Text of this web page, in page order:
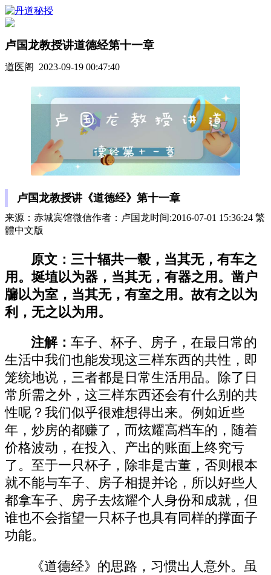
卢国龙教授讲道德经第十一章
道医阁 2023-09-19 00:47:40
卢国龙教授讲《道德经》第十一章
来源：赤城宾馆微信作者：卢国龙时间:2016-07-01 15:36:24 繁
體中文版
原文：三十辐共一毂，当其无，有车之
用。埏埴以为器，当其无，有器之用。凿户
牖以为室，当其无，有室之用。故有之以为
利，无之以为用。
注解：车子、杯子、房子，在最日常的
生活中我们也能发现这三样东西的共性，即
笼统地说，三者都是日常生活用品。除了日
常所需之外，这三样东西还会有什么别的共
性呢？我们似乎很难想得出来。例如近些
年，炒房的都赚了，而炫耀高档车的，随着
价格波动，在投入、产出的账面上终究亏
了。至于一只杯子，除非是古董，否则根本
就不能与车子、房子相提并论，所以好些人
都拿车子、房子去炫耀个人身份和成就，但
谁也不会指望一只杯子也具有同样的撑面子
功能。
《道德经》的思路，习惯出人意外。虽